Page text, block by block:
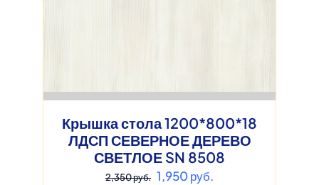
Крышка стола 1200*800*18
ЛДСП СЕВЕРНОЕ ДЕРЕВО
СВЕТЛОЕ SN 8508
2,350руб. Первоначальная
1,950руб.